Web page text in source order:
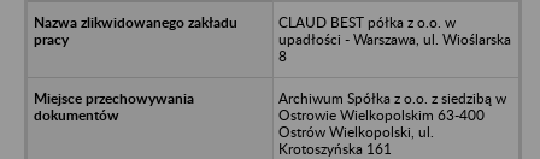
CLAUD BEST półka z o.o. w
upadłości - Warszawa, ul. Wioślarska
8
Archiwum Spółka z o.o. z siedzibą w
Ostrowie Wielkopolskim 63-400
Ostrów Wielkopolski, ul.
Krotoszyńska 161